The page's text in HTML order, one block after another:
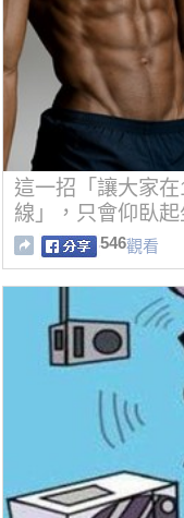
這一招「讓大家
線」，只會仰臥起
546觀看